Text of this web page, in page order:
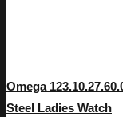
Omega
Steel Ladies Watch